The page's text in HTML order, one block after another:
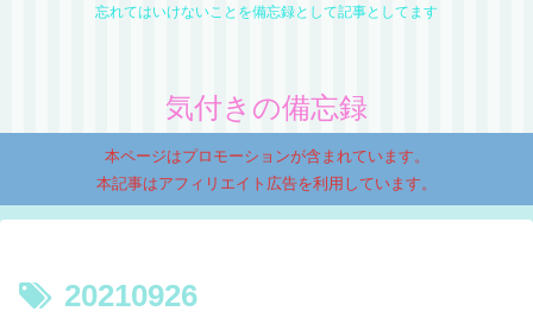
忘れてはいけないことを備忘録として記事としてます
気付きの備忘録
本ページはプロモーションが含まれています。
本記事はアフィリエイト広告を利用しています。
20210926